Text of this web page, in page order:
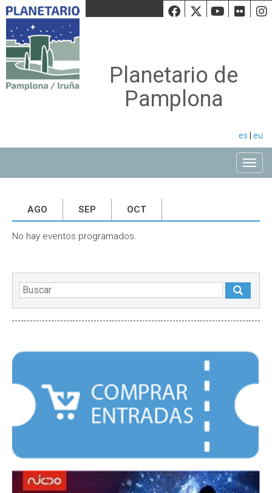
Facebook
Twiiter
Planetario de
Pamplona
es eu
AGO SEP OCT
No hay eventos programados.